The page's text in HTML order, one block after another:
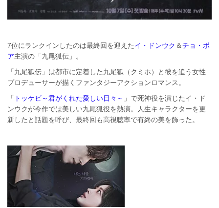
7位にランクインしたのは最終回を迎えたイ・ドンウク ＆チョ・ボ
ア主演の「九尾狐伝」。
「九尾狐伝」は都市に定着した九尾狐（クミホ）と彼を追う女性
プロデューサーが描くファンタジーアクションロマンス。
「
トッケビ～君がくれた愛しい日々～ 」で死神役を演じたイ・ド
ンウクが今作では美しい九尾狐役を熱演。人生キャラクターを更
新したと話題を呼び、最終回も高視聴率で有終の美を飾った。